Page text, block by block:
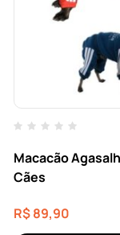
Macacão
Cães
R$89,90